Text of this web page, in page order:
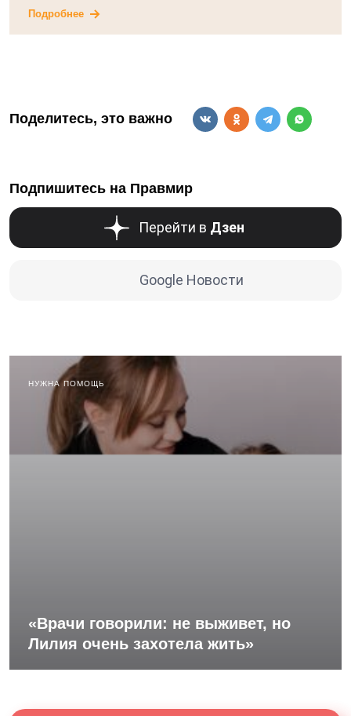
Подробнее
Поделитесь, это важно
Подпишитесь на Правмир
Перейти в Дзен
Google Новости
НУЖНА ПОМОЩЬ
«Врачи говорили: не выживет, но
Лилия очень захотела жить»